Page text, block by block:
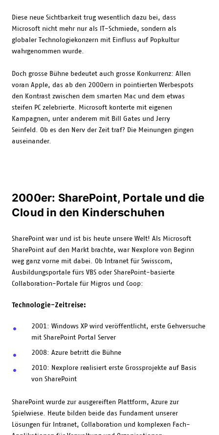
Diese neue Sichtbarkeit trug wesentlich dazu bei, dass
Microsoft nicht mehr nur als IT-Schmiede, sondern als
globaler Technologiekonzern mit Einfluss auf Popkultur
wahrgenommen wurde.
Doch grosse Bühne bedeutet auch grosse Konkurrenz: Allen
voran Apple, das ab den 2000ern in pointierten Werbespots
den Kontrast zwischen dem smarten Mac und dem etwas
steifen PC zelebrierte. Microsoft konterte mit eigenen
Kampagnen, unter anderem mit Bill Gates und Jerry
Seinfeld. Ob es den Nerv der Zeit traf? Die Meinungen gingen
auseinander.
2000er: SharePoint, Portale und die
Cloud in den Kinderschuhen
SharePoint war und ist bis heute unsere Welt! Als Microsoft
SharePoint auf den Markt brachte, war Nexplore von Beginn
weg ganz vorne mit dabei. Ob Intranet für Swisscom,
Ausbildungsportale fürs VBS oder SharePoint-basierte
Collaboration-Portale für Migros und Coop:
Technologie-Zeitreise:
2001: Windows XP wird veröffentlicht, erste Gehversuche
mit SharePoint Portal Server
2008: Azure betritt die Bühne
2010: Nexplore realisiert erste Grossprojekte auf Basis
von SharePoint
SharePoint wurde zur ausgereiften Plattform, Azure zur
Spielwiese. Heute bilden beide das Fundament unserer
Lösungen für Intranet, Collaboration und komplexen Fach-